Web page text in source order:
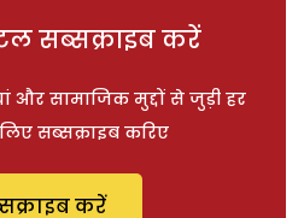
सब्सक्राइब करें
और सामाजिक मुद्दों से जुड़ी हर
सब्सक्राइब करिए
करें